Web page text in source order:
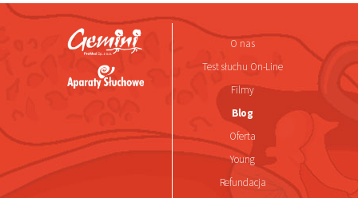
O nas
Test słuchu On-Line
Filmy
Blog
Oferta
Young
Refundacja